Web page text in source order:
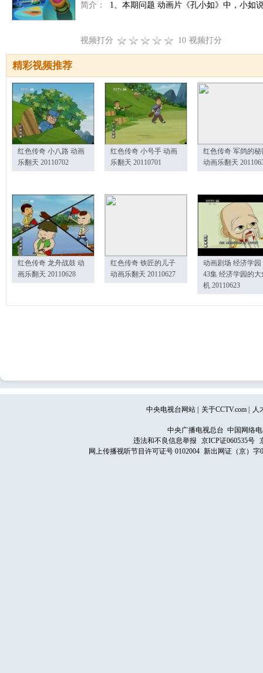
简介：
1、本期问题 动画片《孔小如》中，小如
视频打分 10 视频打分
精彩视频推荐
红色传奇 小八路 动画
乐翻天 20110702
红色传奇 小号手 动画
乐翻天 20110701
红色传奇 军鸽的秘
动画乐翻天
红色传奇 龙舟战鼓 动
画乐翻天 20110628
红色传奇 铁匠的儿子
动画乐翻天 20110627
动画剧场 经济学园
43集 经济学园的大
机 20110623
中央电视台网站 关于CCTV.com 人
中央广播电视总台 中国网络
违法和不良信息举报
京ICP证060535号
网上传播视听节目许可证号 0102004 新出网证（京）